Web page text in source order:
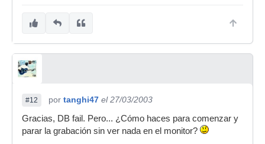
#12 por tanghi47 el 27/03/2003
Gracias, DB fail. Pero... ¿Cómo haces para comenzar y
parar la grabación sin ver nada en el monitor?